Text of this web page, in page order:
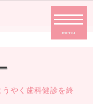
menu
やく歯科健診を終